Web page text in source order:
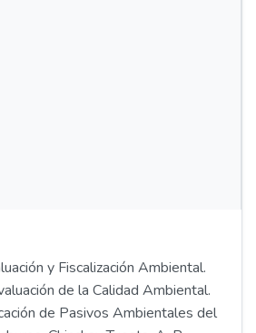
y Fiscalización Ambiental.
de la Calidad Ambiental.
de Pasivos Ambientales del